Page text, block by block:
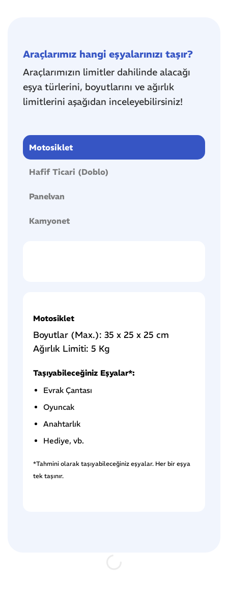
Araçlarımız hangi eşyalarınızı taşır?
Araçlarımızın limitler dahilinde alacağı
eşya türlerini, boyutlarını ve ağırlık
limitlerini aşağıdan inceleyebilirsiniz!
Motosiklet
Hafif Ticari (Doblo)
Panelvan
Kamyonet
Motosiklet
Boyutlar (Max.): 35 x 25 x 25 cm
Ağırlık Limiti: 5 Kg
Taşıyabileceğiniz Eşyalar*:
Evrak Çantası
Oyuncak
Anahtarlık
Hediye, vb.
*Tahmini olarak taşıyabileceğiniz eşyalar. Her bir eşya
tek taşınır.